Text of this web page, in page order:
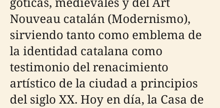
Nouveau catalán (Modernismo),
sirviendo tanto como emblema de
la identidad catalana como
testimonio del renacimiento
artístico de la ciudad a principios
del siglo XX. Hoy en día, la Casa de